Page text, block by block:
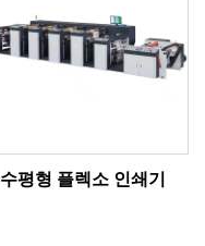
수평형 플렉소 인쇄기